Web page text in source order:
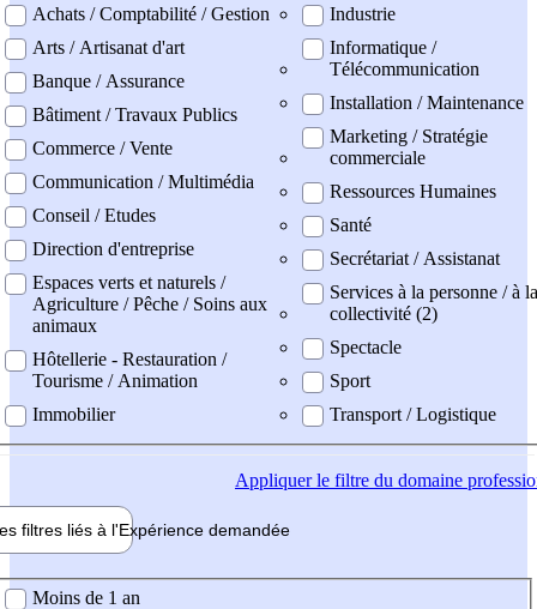
professionel
Achats / Comptabilité / Gestion
Arts / Artisanat d'art
Banque / Assurance
Bâtiment / Travaux Publics
Commerce / Vente
Communication / Multimédia
Conseil / Etudes
Direction d'entreprise
Espaces verts et naturels /
Agriculture / Pêche / Soins aux
animaux
Hôtellerie - Restauration /
Tourisme / Animation
Immobilier
Industrie
Informatique /
Télécommunication
Installation / Maintenance
Marketing / Stratégie
commerciale
Ressources Humaines
Santé
Secrétariat / Assistanat
Services à la personne / à la
collectivité (2)
Spectacle
Sport
Transport / Logistique
Appliquerle filtre du domaine
filtres liés à l'Expérience demandée
demandée
Moins de 1 an